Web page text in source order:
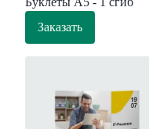
Заказать